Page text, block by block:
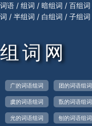
词语 / 组词 / 暗组词 / 百组词
词 / 半组词 / 白组词 / 子组词
组词网
广的词语组词 团的词语组词
虞的词语组词 翫的词语组词
光的词语组词 刨的词语组词